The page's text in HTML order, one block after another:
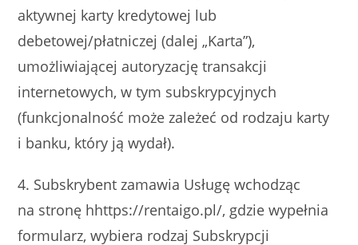
aktywnej karty kredytowej lub
debetowej/płatniczej (dalej „Karta”),
umożliwiającej autoryzację transakcji
internetowych, w tym subskrypcyjnych
(funkcjonalność może zależeć od rodzaju karty
i banku, który ją wydał).
4. Subskrybent zamawia Usługę wchodząc
na stronę hhttps://rentaigo.pl/, gdzie wypełnia
formularz, wybiera rodzaj Subskrypcji